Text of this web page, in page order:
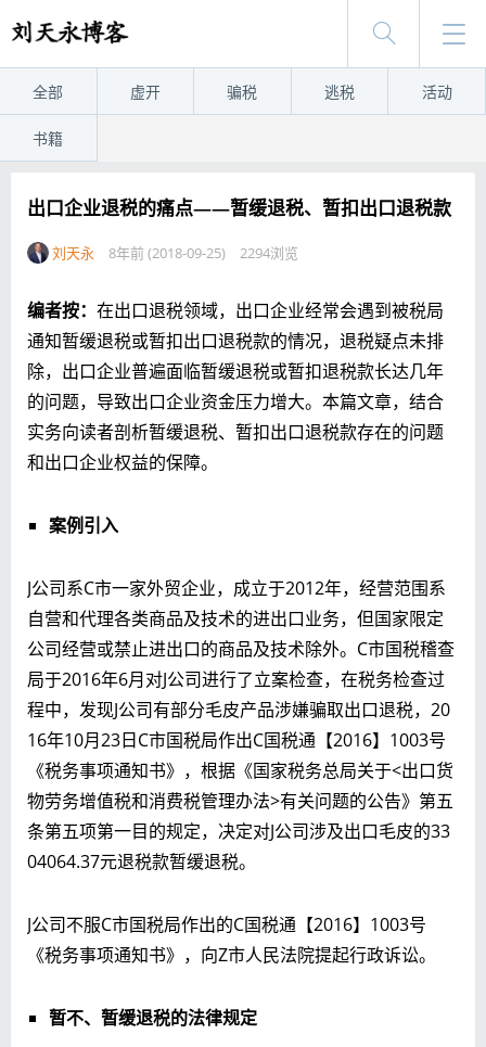
全部 虚开 骗税 逃税 活动
书籍
出口企业退税的痛点——暂缓退税、暂扣出口退税款
刘天永 8年前 (2018-09-25) 2294浏览
编者按： 在出口退税领域，出口企业经常会遇到被税局
通知暂缓退税或暂扣出口退税款的情况，退税疑点未排
除，出口企业普遍面临暂缓退税或暂扣退税款长达几年
的问题，导致出口企业资金压力增大。本篇文章，结合
实务向读者剖析暂缓退税、暂扣出口退税款存在的问题
和出口企业权益的保障。
案例引入
J公司系C市一家外贸企业，成立于2012年，经营范围系
自营和代理各类商品及技术的进出口业务，但国家限定
公司经营或禁止进出口的商品及技术除外。C市国税稽查
局于2016年6月对J公司进行了立案检查，在税务检查过
程中，发现J公司有部分毛皮产品涉嫌骗取出口退税，20
16年10月23日C市国税局作出C国税通【2016】1003号
《税务事项通知书》，根据《国家税务总局关于<出口货
物劳务增值税和消费税管理办法>有关问题的公告》第五
条第五项第一目的规定，决定对J公司涉及出口毛皮的33
04064.37元退税款暂缓退税。
J公司不服C市国税局作出的C国税通【2016】1003号
《税务事项通知书》，向Z市人民法院提起行政诉讼。
暂不、暂缓退税的法律规定